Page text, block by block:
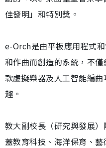
佳發明」和特別獎。
e-Orch是由平板應用程式
和作曲而創造的系統，不
款虛擬樂器及人工智能編
趣。
教大副校長（研究與發展
蓋教育科技、海洋保育、